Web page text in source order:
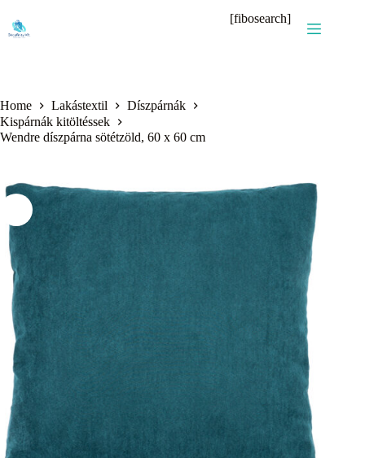
content
[fibosearch]
Home Lakástextil
Díszpárnák
Kispárnák kitöltéssek
Wendre díszpárna sötétzöld, 60 x 60 cm